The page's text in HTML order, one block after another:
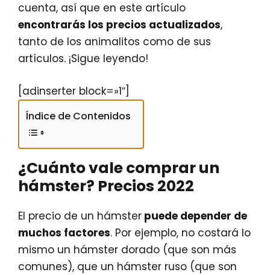
cuenta, así que en este artículo
encontrarás los precios actualizados,
tanto de los animalitos como de sus
artículos. ¡Sigue leyendo!
[adinserter block=»1″]
Índice de Contenidos
¿Cuánto vale comprar un
hámster? Precios 2022
El precio de un hámster puede depender de
muchos factores. Por ejemplo, no costará lo
mismo un hámster dorado (que son más
comunes), que un hámster ruso (que son